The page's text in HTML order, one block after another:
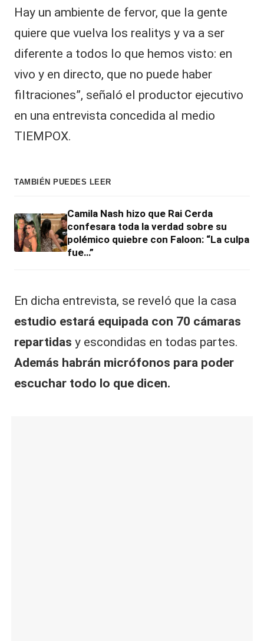
Hay un ambiente de fervor, que la gente
quiere que vuelva los realitys y va a ser
diferente a todos lo que hemos visto: en
vivo y en directo, que no puede haber
filtraciones”, señaló el productor ejecutivo
en una entrevista concedida al medio
TIEMPOX.
TAMBIÉN PUEDES LEER
Camila Nash hizo que Rai Cerda
confesara toda la verdad sobre su
polémico quiebre con Faloon: “La culpa
fue…”
En dicha entrevista, se reveló que la casa
estudio estará equipada con 70 cámaras
repartidas y escondidas en todas partes.
Además habrán micrófonos para poder
escuchar todo lo que dicen.